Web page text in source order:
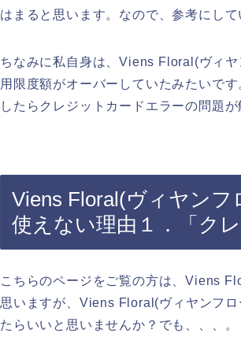
はまると思います。なので、参考にして
ちなみに私自身は、Viens Floral(ヴィ
用限度額がオーバーしていたみたいで
したらクレジットカードエラーの問題
Viens Floral(ヴィヤン
使えない理由１．「ク
こちらのページをご覧の方は、Viens
思いますが、Viens Floral(ヴィヤンフ
たらいいと思いませんか？でも、、、。